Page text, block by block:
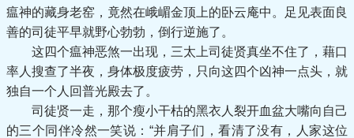
瘟神的藏身老窑，竟然在峨嵋金顶上的卧云庵中。足见表面良
善的司徒平早就野心勃勃，倒行逆施了。
这四个瘟神恶煞一出现，三太上司徒贤真坐不住了，藉口
率人搜查了半夜，身体极度疲劳，只向这四个凶神一点头，就
独自一个人回普光殿去了。
司徒贤一走，那个瘦小干枯的黑衣人裂开血盆大嘴向自己
的三个同伴冷然一笑说：“并肩子们，看清了没有，人家这位